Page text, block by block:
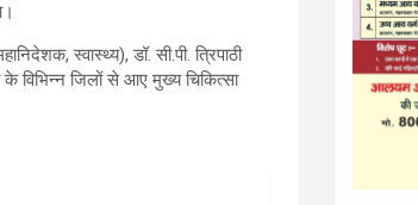
स्वास्थ्य), डॉ. सी.पी. त्रिपाठी
के विभिन्न जिलों से आए मुख्य चिकित्सा